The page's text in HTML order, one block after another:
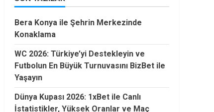
Bera Konya ile Şehrin Merkezinde
Konaklama
WC 2026: Türkiye’yi Destekleyin ve
Futbolun En Büyük Turnuvasını BizBet ile
Yaşayın
Dünya Kupası 2026: 1xBet ile Canlı
İstatistikler, Yüksek Oranlar ve Maç